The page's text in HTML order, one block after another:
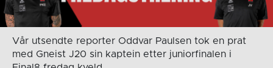
Vår utsendte reporter Oddvar Paulsen tok en prat
med Gneist J20 sin kaptein etter juniorfinalen i